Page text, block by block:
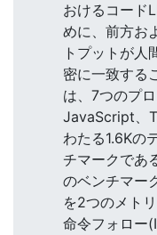
おけるコード
めに、前方お
トプットが人
密に一致する
は、7つのプ
JavaScript、
わたる1.6Kの
チマークであ
のベンチマー
を2つのメト
命令フォロー